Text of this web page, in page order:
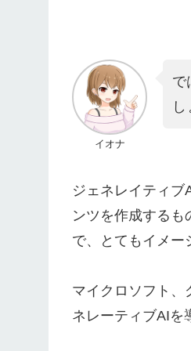
イオナ
で
し
ジェネレイティ
ンツを作成するも
で、
とてもイメー
マイクロソフト、
ネレーティブAIを